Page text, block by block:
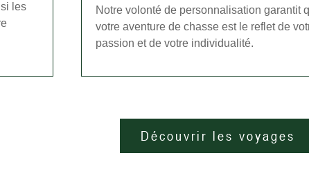
les
Notre volonté de personnalisation garantit
votre aventure de chasse est le reflet de
passion et de votre individualité.
Découvrir les voyages